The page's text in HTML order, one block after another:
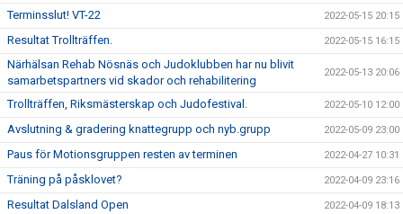
Terminsslut! VT-22 2022-05-15 20:15
Resultat Trollträffen. 2022-05-15 16:15
Närhälsan Rehab Nösnäs och Judoklubben har nu blivit
samarbetspartners vid skador och rehabilitering
2022-05-13 20:06
Trollträffen, Riksmästerskap och Judofestival. 2022-05-10 12:00
Avslutning & gradering knattegrupp och nyb.grupp 2022-05-09 23:00
Paus för Motionsgruppen resten av terminen 2022-04-27 10:31
Träning på påsklovet? 2022-04-09 23:16
Resultat Dalsland Open 2022-04-09 18:13